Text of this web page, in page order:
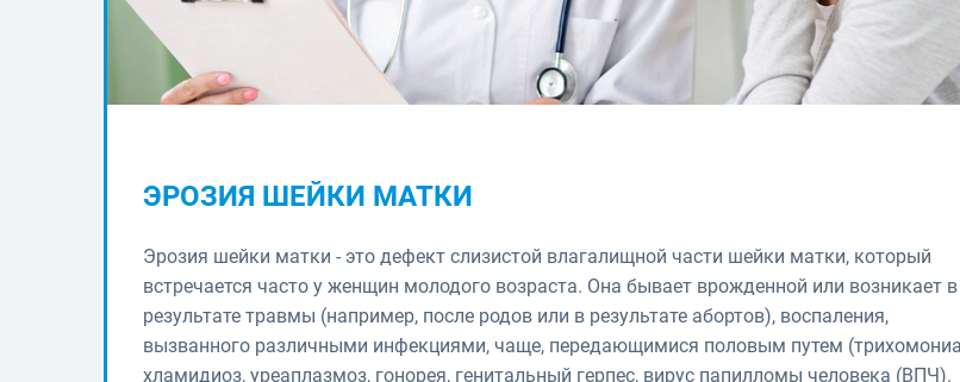
ЭРОЗИЯ ШЕЙКИ МАТКИ
Эрозия шейки матки - это дефект слизистой влагалищной части шейки матки, который
встречается часто у женщин молодого возраста. Она бывает врожденной или возникает в
результате травмы (например, после родов или в результате абортов), воспаления,
вызванного различными инфекциями, чаще, передающимися половым путем
хламидиоз, уреаплазмоз, гонорея, генитальный герпес, вирус папилломы человека (ВПЧ).